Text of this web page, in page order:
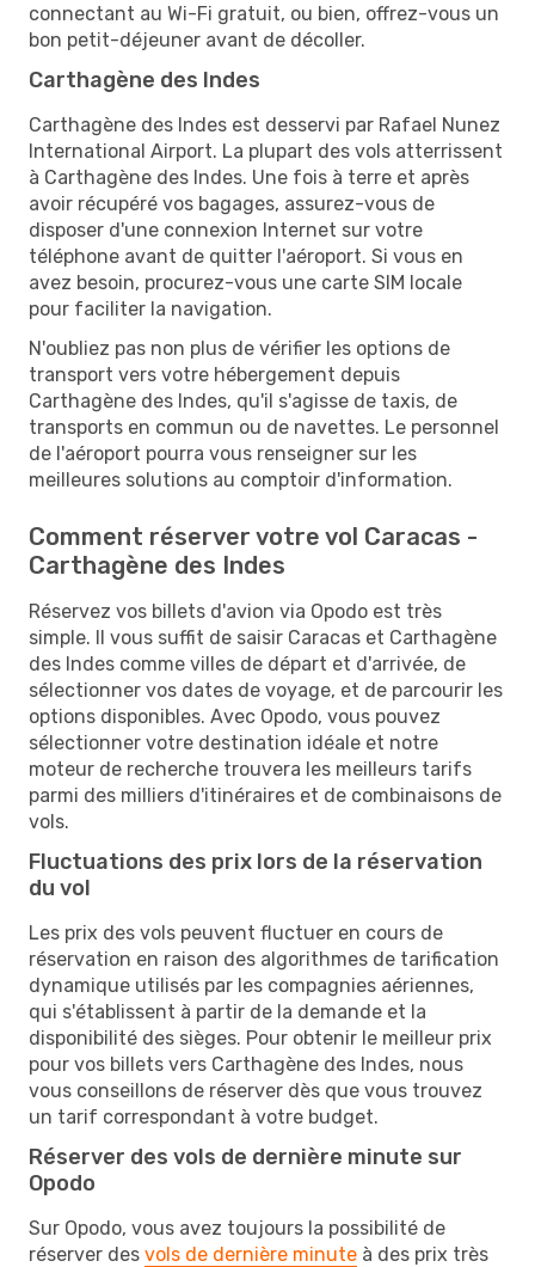
connectant au Wi-Fi gratuit, ou bien, offrez-vous un
bon petit-déjeuner avant de décoller.
Carthagène des Indes
Carthagène des Indes est desservi par Rafael Nunez
International Airport. La plupart des vols atterrissent
à Carthagène des Indes. Une fois à terre et après
avoir récupéré vos bagages, assurez-vous de
disposer d'une connexion Internet sur votre
téléphone avant de quitter l'aéroport. Si vous en
avez besoin, procurez-vous une carte SIM locale
pour faciliter la navigation.
N'oubliez pas non plus de vérifier les options de
transport vers votre hébergement depuis
Carthagène des Indes, qu'il s'agisse de taxis, de
transports en commun ou de navettes. Le personnel
de l'aéroport pourra vous renseigner sur les
meilleures solutions au comptoir d'information.
Comment réserver votre vol Caracas -
Carthagène des Indes
Réservez vos billets d'avion via Opodo est très
simple. Il vous suffit de saisir Caracas et Carthagène
des Indes comme villes de départ et d'arrivée, de
sélectionner vos dates de voyage, et de parcourir les
options disponibles. Avec Opodo, vous pouvez
sélectionner votre destination idéale et notre
moteur de recherche trouvera les meilleurs tarifs
parmi des milliers d'itinéraires et de combinaisons de
vols.
Fluctuations des prix lors de la réservation
du vol
Les prix des vols peuvent fluctuer en cours de
réservation en raison des algorithmes de tarification
dynamique utilisés par les compagnies aériennes,
qui s'établissent à partir de la demande et la
disponibilité des sièges. Pour obtenir le meilleur prix
pour vos billets vers Carthagène des Indes, nous
vous conseillons de réserver dès que vous trouvez
un tarif correspondant à votre budget.
Réserver des vols de dernière minute sur
Opodo
Sur Opodo, vous avez toujours la possibilité de
réserver des vols de dernière minute à des prix très